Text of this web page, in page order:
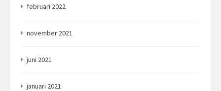
februari 2022
november 2021
juni 2021
januari 2021